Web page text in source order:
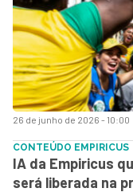
26 de junho de 2026 - 10:00
CONTEÚDO EMPIRICUS
IA da Empiricus
será liberada na